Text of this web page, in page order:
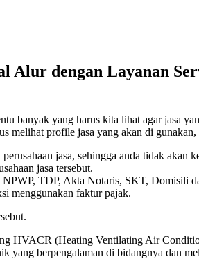
Alur dengan Layanan
banyak yang harus kita lihat agar jasa
melihat profile jasa yang akan di gunakan,
jasa, sehingga anda tidak akan
jasa tersebut.
TDP, Akta Notaris, SKT, Domisili
menggunakan faktur pajak.
HVACR (Heating Ventilating Air
yang berpengalaman di bidangnya dan